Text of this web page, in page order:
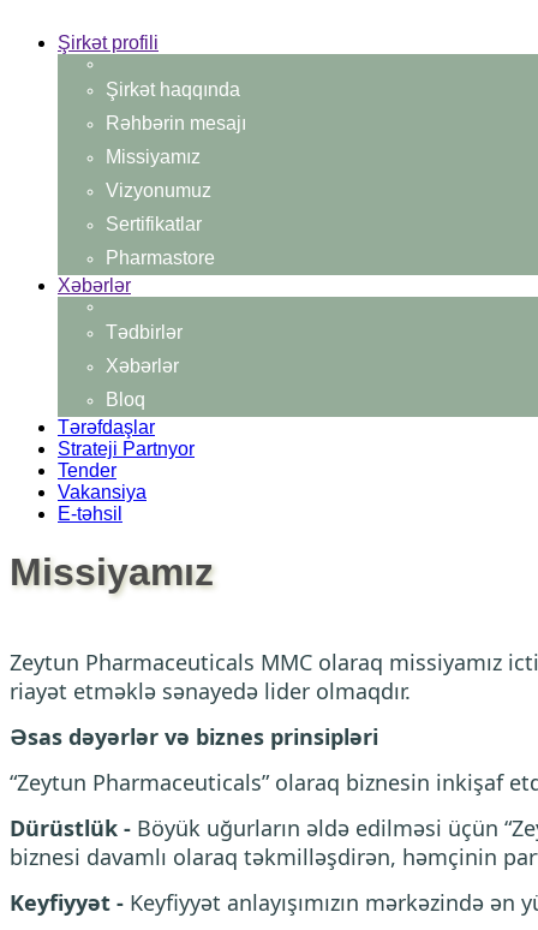
Şirkət profili
Şirkət haqqında
Rəhbərin mesajı
Missiyamız
Vizyonumuz
Sertifikatlar
Pharmastore
Xəbərlər
Tədbirlər
Xəbərlər
Bloq
Tərəfdaşlar
Strateji Partnyor
Tender
Vakansiya
E-təhsil
Missiyamız
Zeytun Pharmaceuticals MMC olaraq missiyamız
riayət etməklə sənayedə lider olmaqdır.
Əsas dəyərlər və biznes prinsipləri
“Zeytun Pharmaceuticals” olaraq biznesin inkişaf
Dürüstlük - Böyük uğurların əldə edilməsi üçün
biznesi davamlı olaraq təkmilləşdirən, həmçinin
Keyfiyyət - Keyfiyyət anlayışımızın mərkəzində